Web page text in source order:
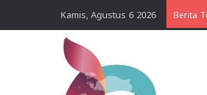
Kamis, Agustus 6 2026 Berita